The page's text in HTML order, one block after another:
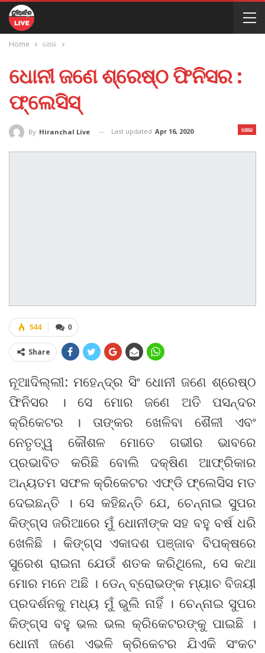
Home ଖେଳ
ଧୋନୀ ଜଣେ ଶ୍ରେଷ୍ଠ ଫିନିସର :
ଫ୍ଲେସିସ୍‌
ଖେଳ
By Hiranchal Live Last updated Apr 16, 2020
0
544
Share
ନୂଆଦିଲ୍ଲୀ: ମହେନ୍ଦ୍ର ସିଂ ଧୋନୀ ଜଣେ ଶ୍ରେଷ୍ଠ
ଫିନିସର । ସେ ମୋର ଜଣେ ଅତି ପସନ୍ଦର
କ୍ରିକେଟର । ତାଙ୍କର ଖେଳିବା ଶୈଳୀ ଏବଂ
ନେତୃତ୍ୱ କୌଶଳ ମୋତେ ଗଭୀର ଭାବରେ
ପ୍ରଭାବିତ କରିଛି ବୋଲି ଦକ୍ଷିଣ ଆଫ୍ରିକାର
ଅନ୍ୟତମ ସଫଳ କ୍ରିକେଟର ଏଫ୍‌ଡି ଫ୍ଲେସିସ ମତ
ଦେଇଛନ୍ତି । ସେ କହିଛନ୍ତି ଯେ, ଚେନ୍ନାଇ ସୁପର
କିଙ୍ଗ୍‌ସ ଜରିଆରେ ମୁଁ ଧୋନୀଙ୍କ ସହ ବହୁ ବର୍ଷ ଧରି
ଖେଳିଛି । କିଙ୍ଗ୍‌ସ ଏକାଦଶ ପଞ୍ଜାବ ବିପକ୍ଷରେ
ସୁରେଶ ରାଇନା ଯେଉଁ ଶତକ କରିଥିଲେ, ସେ କଥା
ମୋର ମନେ ଅଛି । ଡେନ୍ ବ୍ରୋଭଙ୍କ ମ୍ୟାଚ ବିଜୟୀ
ପ୍ରଦର୍ଶନକୁ ମଧ୍ୟ ମୁଁ ଭୁଲି ନାହିଁ । ଚେନ୍ନାଇ ସୁପର
କିଙ୍ଗ୍‌ସ ବହୁ ଭଲ ଭଲ କ୍ରିକେଟରଙ୍କୁ ପାଇଛି ।
ଧୋନୀ ଜଣେ ଏଭଳି କ୍ରିକେଟର ଯିଏକି ସଂକଟ